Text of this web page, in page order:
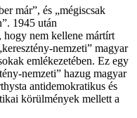
már”, és „mégiscsak
1945 után
hogy nem kellene mártírt
nemzeti” magyar
emlékezetében. Ez egy
nemzeti” hazug magyar
antidemokratikus és
körülmények mellett a